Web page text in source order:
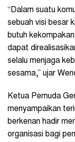
“Dalam suatu
sebuah visi besar
butuh
dapat
selalu menjaga
sesama,” ujar
Ketua Pemuda
menyampaikan
berkenan hadir
organisasi bagi